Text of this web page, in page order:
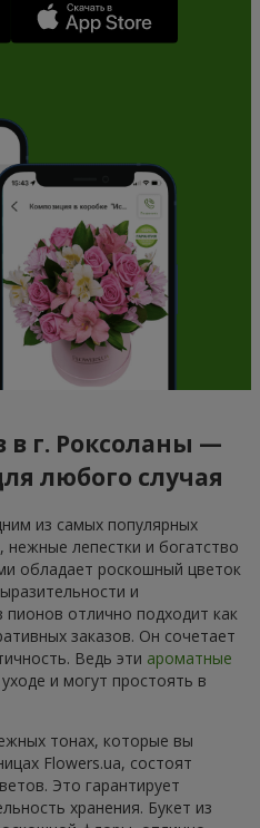
в г. Роксоланы —
любого случая
из самых популярных
нежные лепестки и богатство
обладает роскошный цветок
и
пионов отлично подходит как
заказов. Он сочетает
Ведь эти ароматные
и могут простоять в
тонах, которые вы
Flowers.ua, состоят
Это гарантирует
хранения. Букет из